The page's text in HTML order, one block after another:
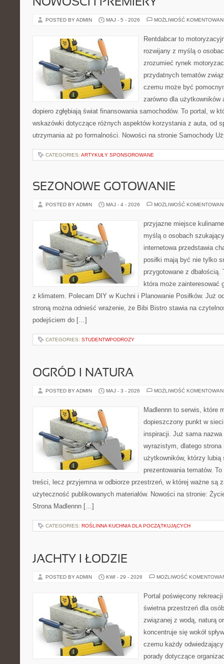
NOWOŚCI I PREMIERY
POSTED BY ADMIN MAJ - 5 - 2026 MOŻLIWOŚĆ
Rentdabcar to
rozwijany z myślą o
zrozumieć rynek
przydatnych tematów
czemu może być
zarówno dla
dopiero zgłębiają świat finansowania samochodów. To portal, w
wskazówki dotyczące różnych aspektów korzystania z auta, od
utrzymania aż po formalności. Nowości na stronie Samochody
CATEGORIES: ARTYKUŁY SPONSOROWANE
SEZONOWE GOTOWANIE
POSTED BY ADMIN MAJ - 4 - 2026 MOŻLIWOŚĆ
przyjazne miejsce
myślą o osobach
internetowa przedstawia
posiłki mają być nie tylko
przygotowane z
która może zainteresować
z klimatem. Polecam DIY w Kuchni i Planowanie Posiłków. Już
stroną można odnieść wrażenie, że Bibi Bistro stawia na
podejściem do […]
CATEGORIES: STUDENTWPODROZY
OGRÓD I NATURA
POSTED BY ADMIN MAJ - 3 - 2026 MOŻLIWOŚĆ
Madlennn to serwis, które
dopieszczony punkt w
inspiracji. Już sama
wyrazistym, dlatego
użytkowników, którzy lubią
prezentowania tematów.
treści, lecz przyjemna w odbiorze przestrzeń, w której ważne są
użyteczność publikowanych materiałów. Nowości na stronie:
Strona Madlennn […]
CATEGORIES: ROŚLINNA KUCHNIA DLA POCZĄTKUJĄCYCH
JACHTY I ŁODZIE
POSTED BY ADMIN KWI - 29 - 2026 MOŻLIWOŚĆ
Portal poświęcony
świetna przestrzeń dla
związanej z wodą, naturą
koncentruje się wokół
czemu każdy
porady dotyczące